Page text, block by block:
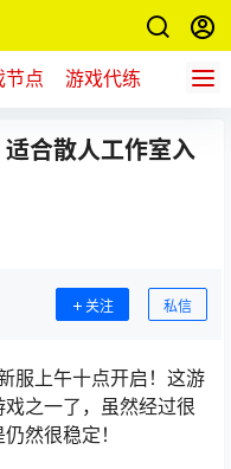
节点 游戏代练 新游推
合散人工作室入
关注 私信
服上午十点开启！这游
之一了，虽然经过很
然很稳定！